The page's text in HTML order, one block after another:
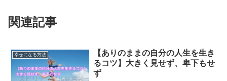
関連記事
幸せになる方法
【ありのままの自分の人生を生き
るコツ】大きく見せず、卑下もせ
ず